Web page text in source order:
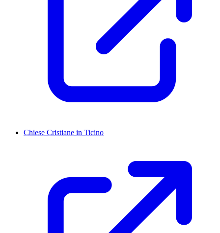
Chiese Cristiane in Ticino